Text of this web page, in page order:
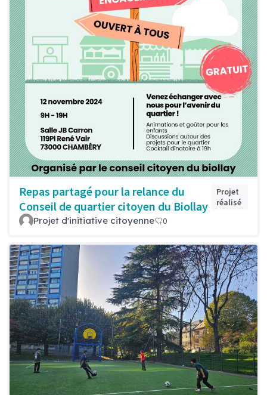
Repas partagé pour la relance du
Conseil de quartier citoyen du Biollay
Projet
réalisé
Projet d'initiative citoyenne 0